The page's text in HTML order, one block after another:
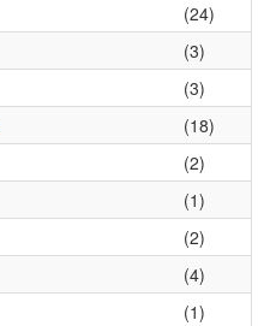
(24)
(3)
(3)
(18)
(2)
(1)
(2)
(4)
(1)